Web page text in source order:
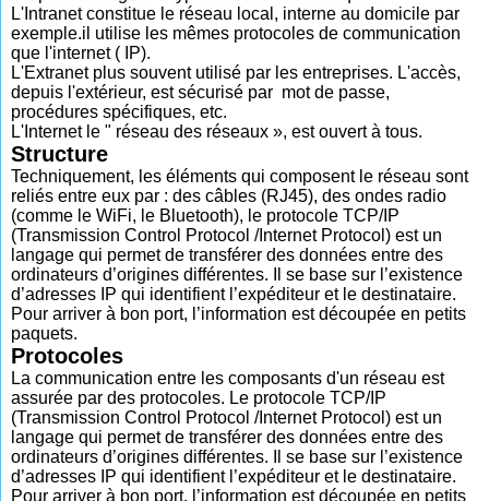
L'Intranet constitue le réseau local, interne au domicile par
exemple.il utilise les mêmes protocoles de communication
que l'internet ( IP).
L'Extranet plus souvent utilisé par les entreprises. L'accès,
depuis l'extérieur, est sécurisé par mot de passe,
procédures spécifiques, etc.
L'Internet le " réseau des réseaux », est ouvert à tous.
Structure
Techniquement, les éléments qui composent le réseau sont
reliés entre eux par : des câbles (RJ45), des ondes radio
(comme le WiFi, le Bluetooth), le protocole TCP/IP
(Transmission Control Protocol /Internet Protocol) est un
langage qui permet de transférer des données entre des
ordinateurs d’origines différentes. Il se base sur l’existence
d’adresses IP qui identifient l’expéditeur et le destinataire.
Pour arriver à bon port, l’information est découpée en petits
paquets.
Protocoles
La communication entre les composants d'un réseau est
assurée par des protocoles. Le protocole TCP/IP
(Transmission Control Protocol /Internet Protocol) est un
langage qui permet de transférer des données entre des
ordinateurs d’origines différentes. Il se base sur l’existence
d’adresses IP qui identifient l’expéditeur et le destinataire.
Pour arriver à bon port, l’information est découpée en petits